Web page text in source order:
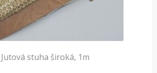
Jutová stuha široká, 1m